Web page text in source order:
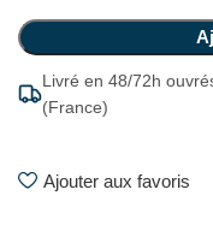
Livré en 48/72h
(France)
Ajouter aux favoris